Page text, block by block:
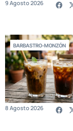
9 Agosto 2026
BARBASTRO-MONZÓN
8 Agosto 2026